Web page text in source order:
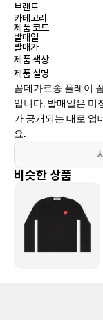
브랜드
카테고리
제품 코드
발매일
발매가
제품 색상
제품 설명
꼼데가르송 플레이
입니다. 발매일은 미
가 공개되는 대로 업
요.
비슷한 상품